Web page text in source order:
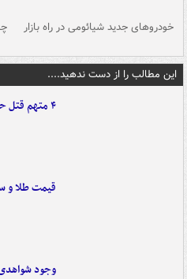
خودروهای جدید شیائومی در راه بازار
این مطالب را از دست ندهید....
۴ متهم قتل حمیدرضا رجب‌زاده دستگیر شدند
قیمت طلا و سکه
وجود شواهدی